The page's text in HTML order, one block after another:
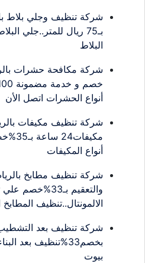
شركة تنظيف وجلي بلاط
بـ75 ريال للمتر..جلي
البلاط
أنواع الحشرات اتصل الأن
شركة تنظيف مكيفات
أنواع المكيفات
شركة تنظيف مطابخ
والتعقيم
الالمونتال..تنظيف
شركة تنظيف بعد
بخصم33%تنظيف بعد
بيوت